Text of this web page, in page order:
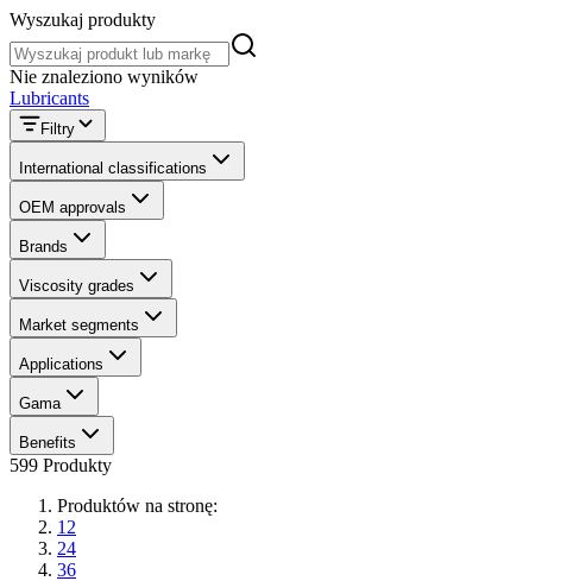
Wyszukaj produkty
Wyszukaj produkty
Nie znaleziono wyników
Lubricants
Filtry
International classifications
OEM approvals
Brands
Viscosity grades
Market segments
Applications
Gama
Benefits
599 Produkty
Produktów na stronę:
12
24
36